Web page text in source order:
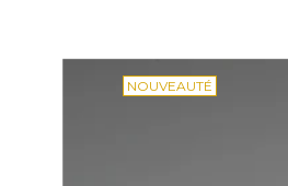
NOUVEAUTÉ